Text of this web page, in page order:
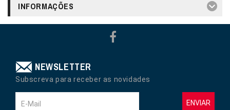
INFORMAÇÕES
NEWSLETTER
Subscreva para receber as novidades
ENVIAR